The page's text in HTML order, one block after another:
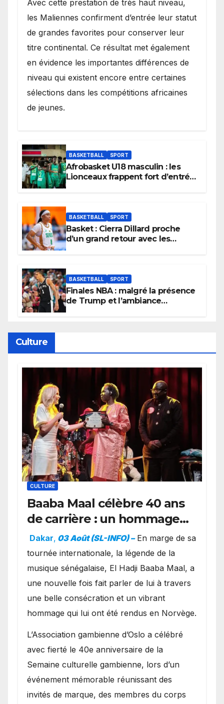
Avec cette prestation de très haut niveau,
les Maliennes confirment d’entrée leur statut
de grandes favorites pour conserver leur
titre continental. Ce résultat met également
en évidence les importantes différences de
niveau qui existent encore entre certaines
sélections dans les compétitions africaines
de jeunes.
BASKETBALL SPORT
Afrobasket U18 masculin : les
Lionceaux frappent fort d’entrée
BASKETBALL SPORT
Basket : Cierra Dillard proche
d’un grand retour avec les
BASKETBALL SPORT
Finales NBA : malgré la présence
de Trump et l’ambiance
Culture
CULTURE
Baaba Maal célèbre 40 ans
de carrière : un hommage
exceptionnel à Oslo en
présence de la famille
royale.
Dakar, 03 Août (SL-INFO) – ​En marge de sa
tournée internationale, la légende de la
musique sénégalaise, El Hadji Baaba Maal, a
une nouvelle fois fait parler de lui à travers
une belle consécration et un vibrant
hommage qui lui ont été rendus en Norvège.
​L’Association gambienne d’Oslo a célébré
avec fierté le 40e anniversaire de la
Semaine culturelle gambienne, lors d’un
événement mémorable réunissant des
invités de marque, des membres du corps